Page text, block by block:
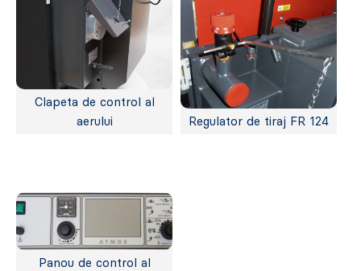
Clapeta de control al
aerului
Regulator de tiraj FR 124
Panou de control al